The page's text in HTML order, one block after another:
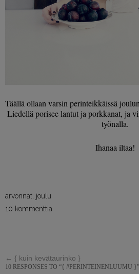
Täällä ollaan varsin perinteikkäissä
Liedellä porisee lantut ja porkkanat, ja
työnalla.
Ihanaa iltaa!
arvonnat joulu
10 kommenttia
← { kuin kevätaurinko }
10 RESPONSES TO “{ #PERINTEINENLUUMU }”